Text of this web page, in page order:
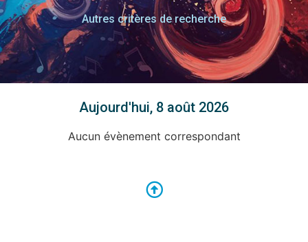
Autres critères de recherche
Aujourd'hui, 8 août 2026
Aucun évènement correspondant